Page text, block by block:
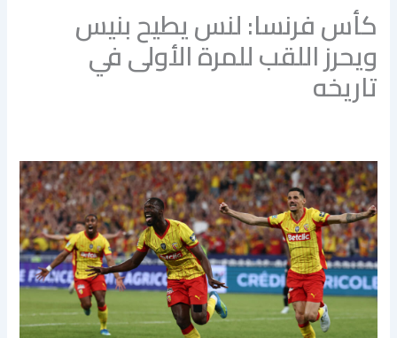
كأس فرنسا: لنس يطيح بنيس
ويحرز اللقب للمرة الأولى في
تاريخه